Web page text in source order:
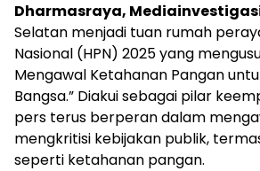
Dharmasraya,
Selatan menjadi tuan rumah
Nasional (HPN) 2025 yang
Mengawal Ketahanan Pangan
Bangsa.” Diakui sebagai pilar
pers terus berperan dalam
mengkritisi kebijakan publik,
seperti ketahanan pangan.